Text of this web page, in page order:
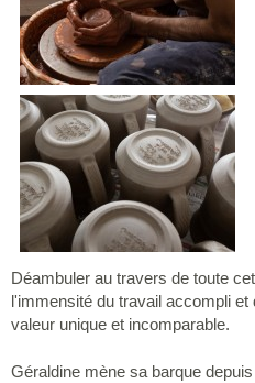
Déambuler au travers de toute
l'immensité du travail accompli et
valeur unique et incomparable.
Géraldine mène sa barque